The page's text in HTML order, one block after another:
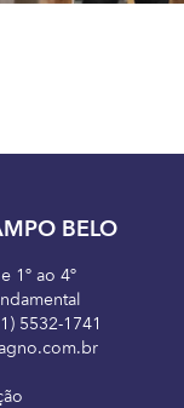
BELO
1º ao 4º
5532-1741